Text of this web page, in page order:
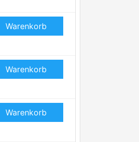
Warenkorb
Warenkorb
Warenkorb